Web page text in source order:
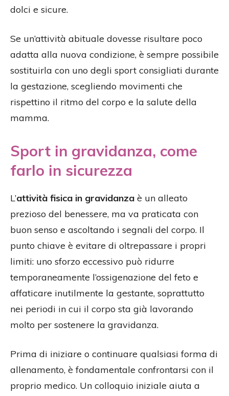
dolci e sicure.
Se un’attività abituale dovesse risultare poco
adatta alla nuova condizione, è sempre possibile
sostituirla con uno degli sport consigliati durante
la gestazione, scegliendo movimenti che
rispettino il ritmo del corpo e la salute della
mamma.
Sport in gravidanza, come
farlo in sicurezza
L’attività fisica in gravidanza è un alleato
prezioso del benessere, ma va praticata con
buon senso e ascoltando i segnali del corpo. Il
punto chiave è evitare di oltrepassare i propri
limiti: uno sforzo eccessivo può ridurre
temporaneamente l’ossigenazione del feto e
affaticare inutilmente la gestante, soprattutto
nei periodi in cui il corpo sta già lavorando
molto per sostenere la gravidanza.
Prima di iniziare o continuare qualsiasi forma di
allenamento, è fondamentale confrontarsi con il
proprio medico. Un colloquio iniziale aiuta a